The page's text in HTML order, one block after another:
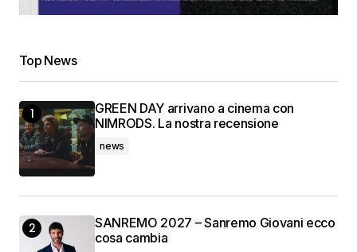
Top News
GREEN DAY arrivano a cinema con
NIMRODS. La nostra recensione
news
SANREMO 2027 – Sanremo Giovani ecco
cosa cambia